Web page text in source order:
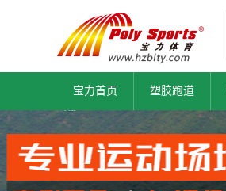
宝力首页 塑胶跑道